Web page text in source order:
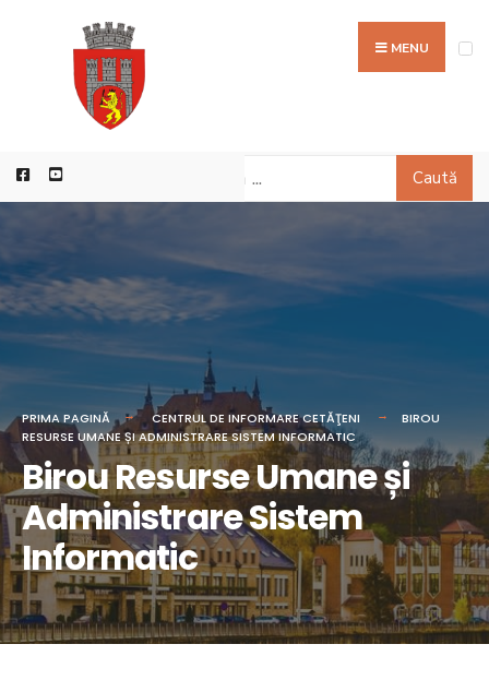
MENU
Caută
PRIMA PAGINĂ CENTRUL DE INFORMARE CETĂŢENI
BIROU
RESURSE UMANE ȘI ADMINISTRARE SISTEM INFORMATIC
Birou Resurse Umane și
Administrare Sistem
Informatic